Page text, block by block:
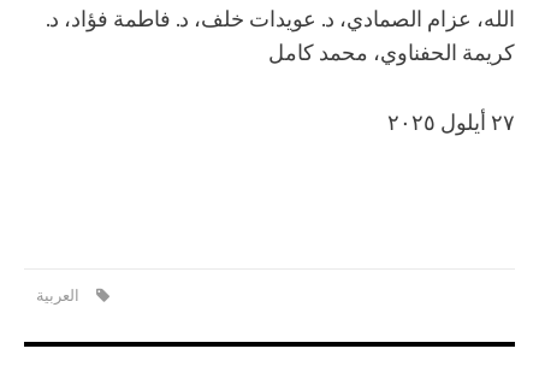
الله، عزام الصمادي، د. عويدات خلف، د. فاطمة فؤاد، د.
كريمة الحفناوي، محمد كامل
٢٧ أيلول ٢٠٢٥